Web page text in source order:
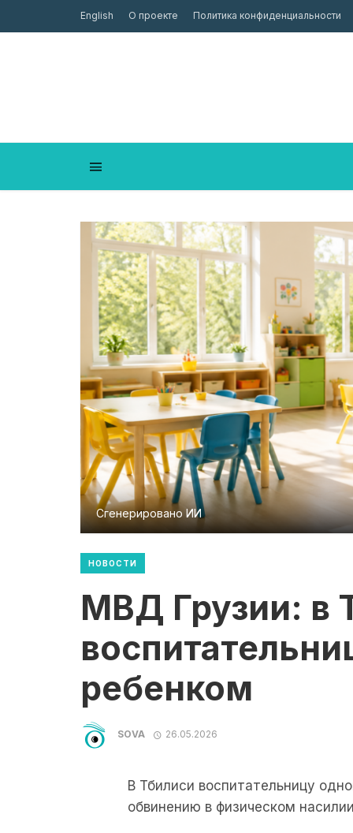
English О проекте Политика конфиденциальности
Сгенерировано ИИ
НОВОСТИ
МВД Грузии: в
ребенком
SOVA 26.05.2026
В Тбилиси воспитательницу
обвинению в физическом